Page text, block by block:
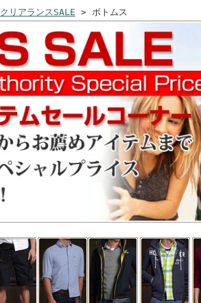
クリアランスSALE > ボトムス